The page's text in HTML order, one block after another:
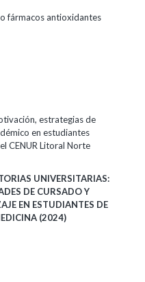
fármacos antioxidantes
estrategias de
en estudiantes
CENUR Litoral Norte
UNIVERSITARIAS:
DE CURSADO Y
EN ESTUDIANTES DE
(2024)